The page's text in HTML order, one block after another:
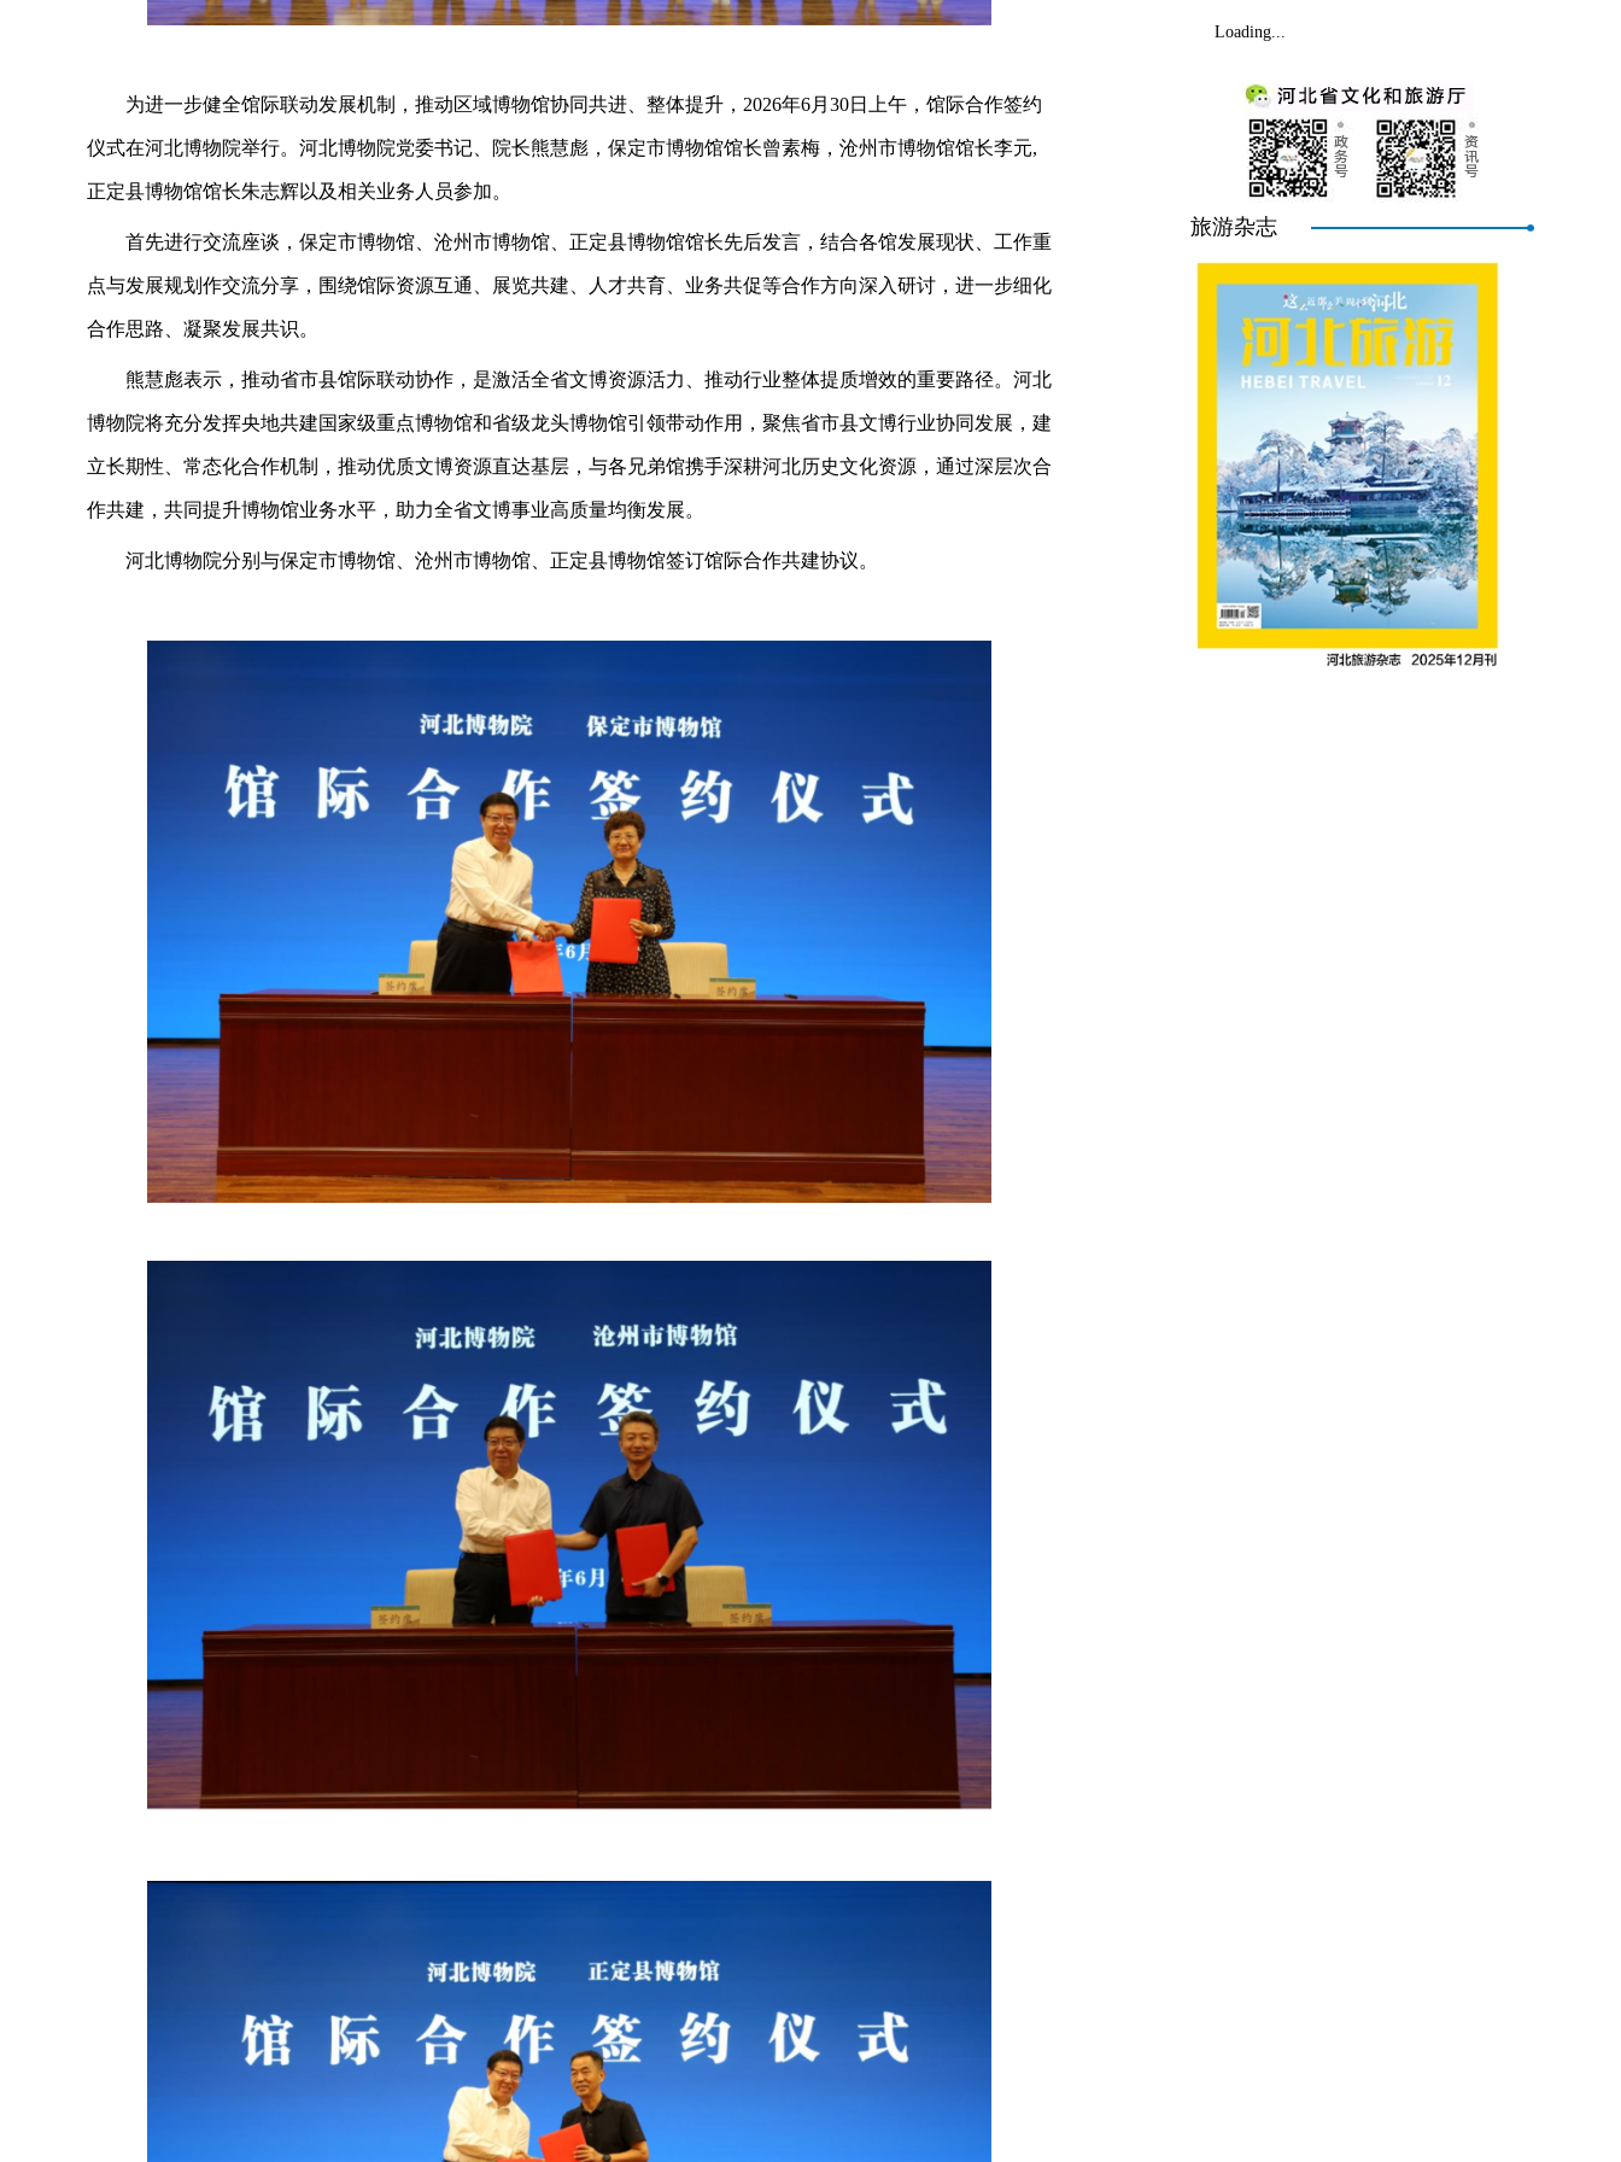
为进一步健全馆际联动发展机制，推动区域博物馆协同共进、整体提升，2026年6月30日上午，馆际合作签约
仪式在河北博物院举行。河北博物院党委书记、院长熊慧彪，保定市博物馆馆长曾素梅，沧州市博物馆馆长李元,
正定县博物馆馆长朱志辉以及相关业务人员参加。
首先进行交流座谈，保定市博物馆、沧州市博物馆、正定县博物馆馆长先后发言，结合各馆发展现状、工作重
点与发展规划作交流分享，围绕馆际资源互通、展览共建、人才共育、业务共促等合作方向深入研讨，进一步细化
合作思路、凝聚发展共识。
熊慧彪表示，推动省市县馆际联动协作，是激活全省文博资源活力、推动行业整体提质增效的重要路径。河北
博物院将充分发挥央地共建国家级重点博物馆和省级龙头博物馆引领带动作用，聚焦省市县文博行业协同发展，建
立长期性、常态化合作机制，推动优质文博资源直达基层，与各兄弟馆携手深耕河北历史文化资源，通过深层次合
作共建，共同提升博物馆业务水平，助力全省文博事业高质量均衡发展。
河北博物院分别与保定市博物馆、沧州市博物馆、正定县博物馆签订馆际合作共建协议。
Loading...
旅游杂志